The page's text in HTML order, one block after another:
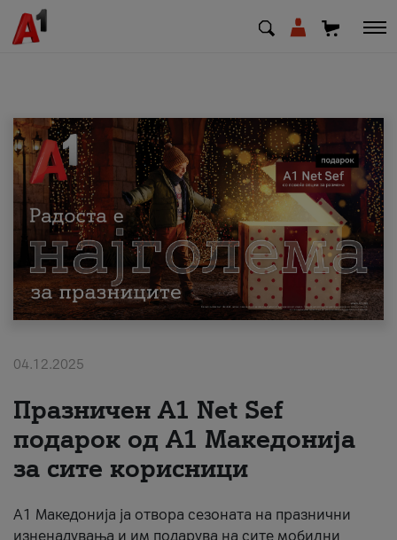
МК EN SQ
Приватни Деловни
Поддршка
Надополни кредит
За нас
#ПодобарОнлајн
04.12.2025
Празничен A1 Net Sеf
подарок од А1 Македонија
за сите корисници
А1 Македонија ја отвора сезоната на празнични
изненадувања и им подарува на сите мобилни